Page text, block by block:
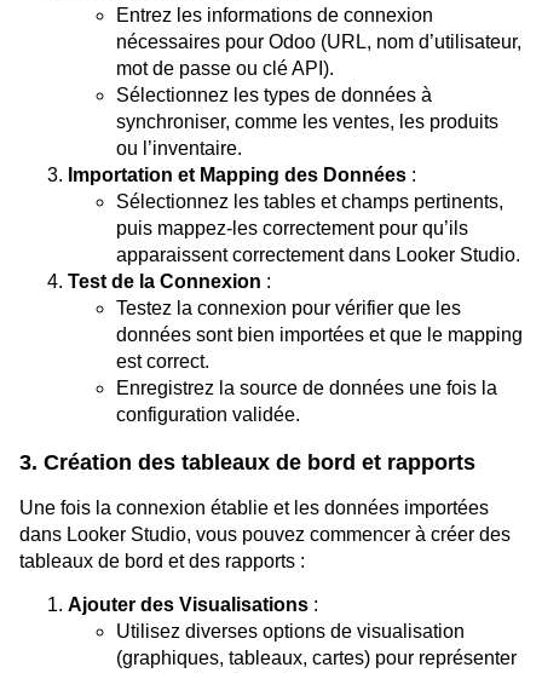
Entrez les informations de connexion
nécessaires pour Odoo (URL, nom d’utilisateur,
mot de passe ou clé API).
Sélectionnez les types de données à
synchroniser, comme les ventes, les produits
ou l’inventaire.
Importation et Mapping des Données :
Sélectionnez les tables et champs pertinents,
puis mappez-les correctement pour qu’ils
apparaissent correctement dans Looker Studio.
Test de la Connexion :
Testez la connexion pour vérifier que les
données sont bien importées et que le mapping
est correct.
Enregistrez la source de données une fois la
configuration validée.
3. Création des tableaux de bord et rapports
Une fois la connexion établie et les données importées
dans Looker Studio, vous pouvez commencer à créer des
tableaux de bord et des rapports :
Ajouter des Visualisations :
Utilisez diverses options de visualisation
(graphiques, tableaux, cartes) pour représenter